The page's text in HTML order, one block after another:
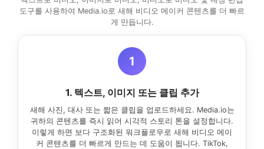
도구를 사용하여 Media.io로 새해 비디오 메이커 콘텐츠를 더 빠르
게 만듭니다.
1
1. 텍스트, 이미지 또는 클립 추가
새해 사진, 대사 또는 짧은 클립을 업로드하세요. Media.io는
귀하의 콘텐츠를 즉시 읽어 시각적 스토리 톤을 설정합니다.
이렇게 하면 보다 구조화된 워크플로우로 새해 비디오 메이
커 콘텐츠를 더 빠르게 만드는 데 도움이 됩니다. TikTok,